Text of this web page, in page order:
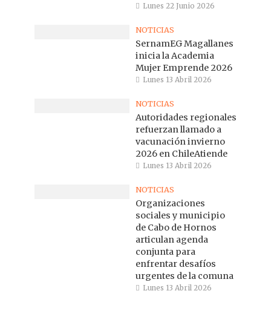
Lunes 22 Junio 2026
NOTICIAS
SernamEG Magallanes
inicia la Academia
Mujer Emprende 2026
Lunes 13 Abril 2026
NOTICIAS
Autoridades regionales
refuerzan llamado a
vacunación invierno
2026 en ChileAtiende
Lunes 13 Abril 2026
NOTICIAS
Organizaciones
sociales y municipio
de Cabo de Hornos
articulan agenda
conjunta para
enfrentar desafíos
urgentes de la comuna
Lunes 13 Abril 2026